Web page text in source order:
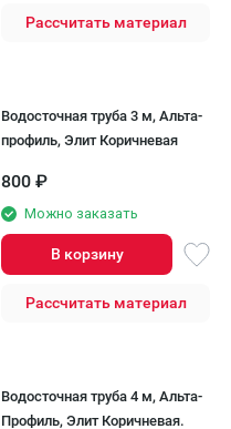
Рассчитать материал
Водосточная труба 3 м, Альта-
профиль, Элит Коричневая
800 ₽
Можно заказать
В корзину
Рассчитать материал
Водосточная труба 4 м, Альта-
Профиль, Элит Коричневая.